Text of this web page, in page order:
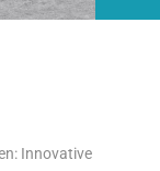
Innovative